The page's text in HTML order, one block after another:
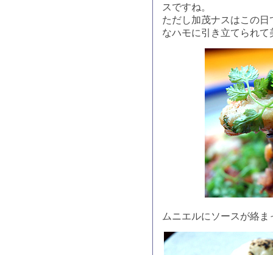
スですね。
ただし加茂ナスはこの
なハモに引き立てられ
ムニエルにソースが絡